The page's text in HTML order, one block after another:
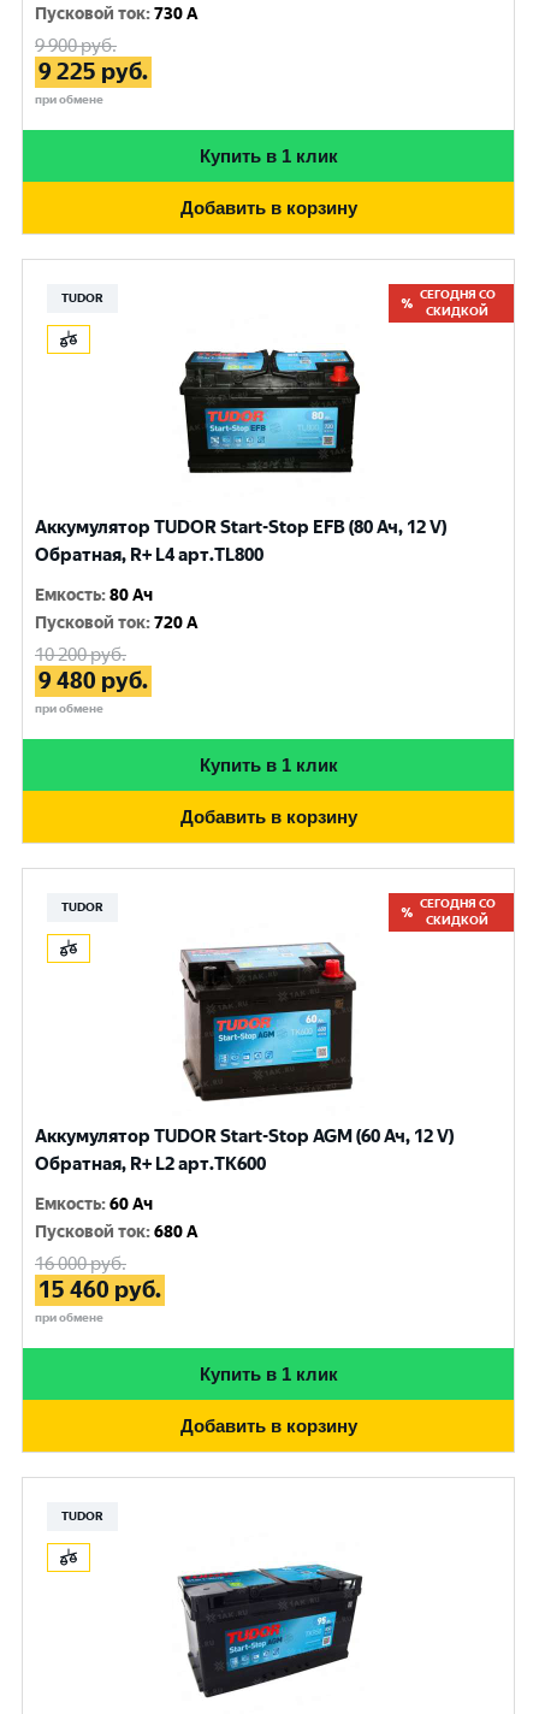
Пусковой ток:730 A
9 900руб.
9 225 руб.
при обмене
Купить в 1 клик
Добавить в корзину
TUDOR
СЕГОДНЯ СО
СКИДКОЙ
Аккумулятор TUDOR Start-Stop EFB (80 Ач, 12 V)
Обратная, R+ L4 арт.TL800
Емкость:80 Ач
Пусковой ток:720 A
10 200руб.
9 480 руб.
при обмене
Купить в 1 клик
Добавить в корзину
TUDOR
СЕГОДНЯ СО
СКИДКОЙ
Аккумулятор TUDOR Start-Stop AGM (60 Ач, 12 V)
Обратная, R+ L2 арт.TK600
Емкость:60 Ач
Пусковой ток:680 A
16 000руб.
15 460 руб.
при обмене
Купить в 1 клик
Добавить в корзину
TUDOR